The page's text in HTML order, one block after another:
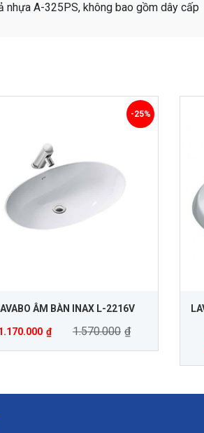
A-325PS, không bao gồm dây cấp
ÂM BÀN INAX L-2216V
₫ 1.570.000 ₫
-25%